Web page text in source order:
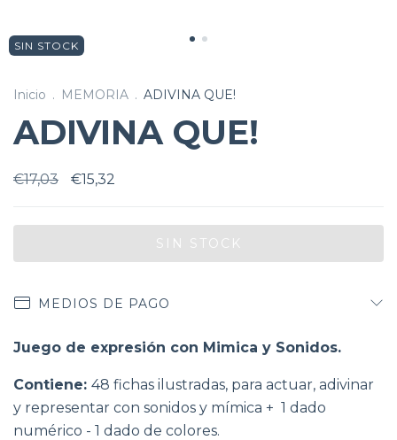
SIN STOCK
Inicio . MEMORIA . ADIVINA QUE!
ADIVINA QUE!
€17,03 €15,32
MEDIOS DE PAGO
Juego de expresión con Mimica y Sonidos.
Contiene: 48 fichas ilustradas, para actuar, adivinar
y representar con sonidos y mímica + 1 dado
numérico - 1 dado de colores.